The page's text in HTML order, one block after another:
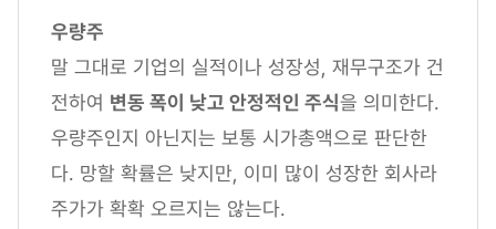
우량주
말 그대로 기업의 실적이나 성장성, 재무구조가 건
전하여 변동 폭이 낮고 안정적인 주식을 의미한다.
우량주인지 아닌지는 보통 시가총액으로 판단한
다. 망할 확률은 낮지만, 이미 많이 성장한 회사라
주가가 확확 오르지는 않는다.